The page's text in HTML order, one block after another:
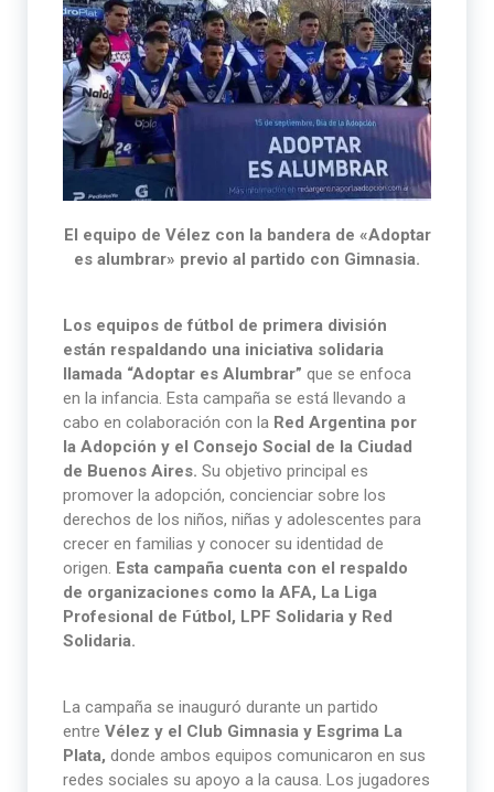
El equipo de Vélez con la bandera de «Adoptar
es alumbrar» previo al partido con Gimnasia.
Los equipos de fútbol de primera división
están respaldando una iniciativa solidaria
llamada “Adoptar es Alumbrar” que se enfoca
en la infancia. Esta campaña se está llevando a
cabo en colaboración con la Red Argentina por
la Adopción y el Consejo Social de la Ciudad
de Buenos Aires. Su objetivo principal es
promover la adopción, concienciar sobre los
derechos de los niños, niñas y adolescentes para
crecer en familias y conocer su identidad de
origen. Esta campaña cuenta con el respaldo
de organizaciones como la AFA, La Liga
Profesional de Fútbol, LPF Solidaria y Red
Solidaria.
La campaña se inauguró durante un partido
entre Vélez y el Club Gimnasia y Esgrima La
Plata, donde ambos equipos comunicaron en sus
redes sociales su apoyo a la causa. Los jugadores